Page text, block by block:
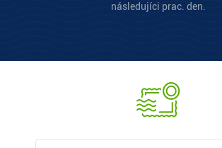
následujíci prac. den.